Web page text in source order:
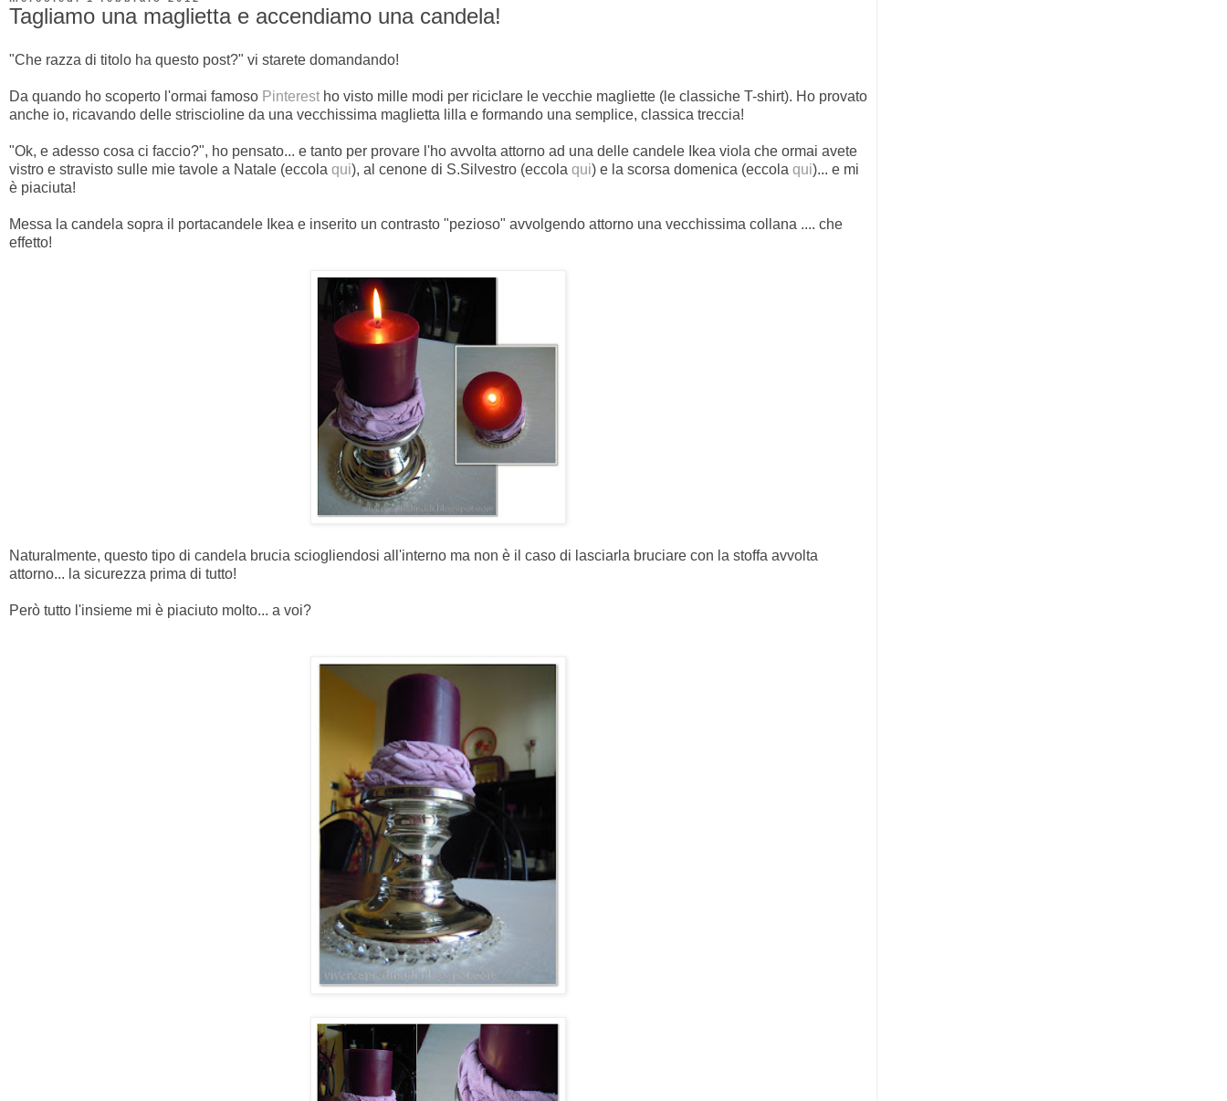
Tagliamo una maglietta e accendiamo una candela!
"Che razza di titolo ha questo post?" vi starete domandando!
Da quando ho scoperto l'ormai famoso Pinterest ho visto mille modi per riciclare le vecchie magliette (le classiche T-shirt). Ho provato
anche io, ricavando delle striscioline da una vecchissima maglietta lilla e formando una semplice, classica treccia!
"Ok, e adesso cosa ci faccio?", ho pensato... e tanto per provare l'ho avvolta attorno ad una delle candele Ikea viola che ormai avete
vistro e stravisto sulle mie tavole a Natale (eccola qui), al cenone di S.Silvestro (eccola qui) e la scorsa domenica (eccola qui)... e mi
è piaciuta!
Messa la candela sopra il portacandele Ikea e inserito un contrasto "pezioso" avvolgendo attorno una vecchissima collana .... che
effetto!
Naturalmente, questo tipo di candela brucia sciogliendosi all'interno ma non è il caso di lasciarla bruciare con la stoffa avvolta
attorno... la sicurezza prima di tutto!
Però tutto l'insieme mi è piaciuto molto... a voi?